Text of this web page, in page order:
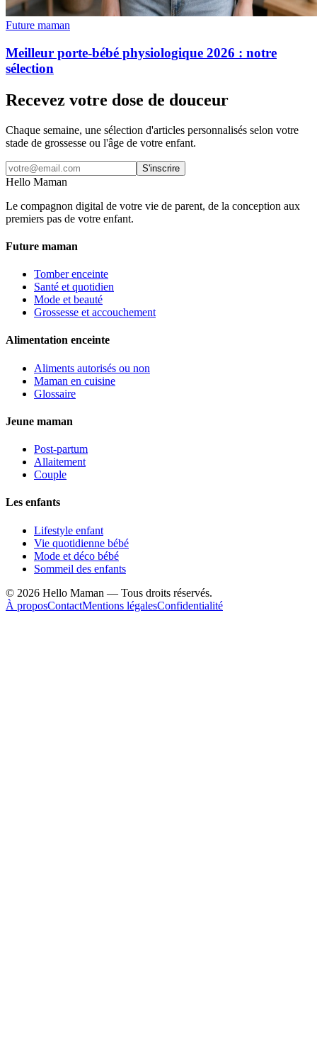
Future maman
Meilleur porte-bébé physiologique 2026 : notre
sélection
Recevez votre dose de douceur
Chaque semaine, une sélection d'articles personnalisés selon votre
stade de grossesse ou l'âge de votre enfant.
S'inscrire
Hello Maman
Le compagnon digital de votre vie de parent, de la conception aux
premiers pas de votre enfant.
Future maman
Tomber enceinte
Santé et quotidien
Mode et beauté
Grossesse et accouchement
Alimentation enceinte
Aliments autorisés ou non
Maman en cuisine
Glossaire
Jeune maman
Post-partum
Allaitement
Couple
Les enfants
Lifestyle enfant
Vie quotidienne bébé
Mode et déco bébé
Sommeil des enfants
© 2026 Hello Maman — Tous droits réservés.
À proposContactMentions légalesConfidentialité